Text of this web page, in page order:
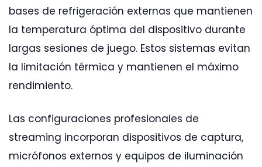
bases de refrigeración externas que mantienen
la temperatura óptima del dispositivo durante
largas sesiones de juego. Estos sistemas evitan
la limitación térmica y mantienen el máximo
rendimiento.
Las configuraciones profesionales de
streaming incorporan dispositivos de captura,
micrófonos externos y equipos de iluminación